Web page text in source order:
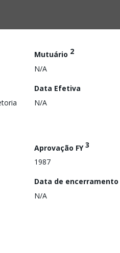
Mutuário 2
N/A
Data Efetiva
N/A
Aprovação FY3
1987
Data de encerramento
N/A